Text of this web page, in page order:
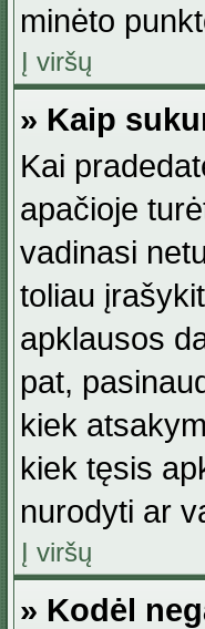
minėto
Į viršų
» Kaip
Kai
apačioje
vadinasi
toliau
apklausos
pat,
kiek
kiek tęsis
nurodyti ar
Į viršų
» Kodėl